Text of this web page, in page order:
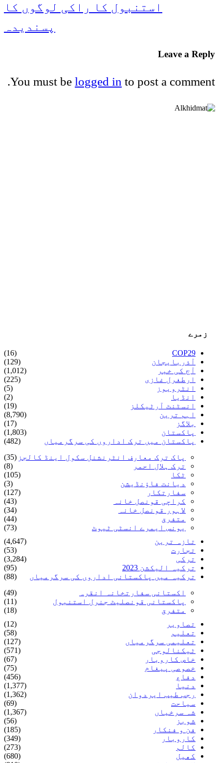
استنبول کا راکی لوگوں کا
پسندیدہ
Leave a Reply
You must be logged in to post a comment.
زمرے
COP29
(16)
آذربایجان
(129)
آج کی خبر
(1,012)
ارطغرل غازی
(225)
انٹرویوز
(5)
انڈیا
(2)
انسٹنٹ آرٹیکلز
(19)
اہم ترین
(8,790)
بلاگز
(17)
پاکستان
(1,803)
پاکستان میں ترک اداروں کی سرگرمیاں
(482)
پاک ترک معارف انٹرنشنل سکول اینڈ کالجز (35)
ترک ہلال احمر
(8)
ٹکا
(105)
دیانت فاؤنڈیشن
(3)
سفارتکار
(127)
کراچی قونصل خانہ
(43)
لاہور قونصل خانہ
(34)
متفرق
(44)
یونس ایمرے انسٹی ٹیوٹ
(73)
تازہ ترین
(4,647)
تجارت
(53)
ترکی
(3,284)
ترکیہ الیکشن 2023
(95)
ترکیہ میں پاکستانی اداروں کی سرگرمیاں
(88)
اکستانی سفارتخانہ انقرہ
(49)
پاکستانی قونصلیٹ جنرل استنبول
(11)
متفرق
(18)
تصاویر
(12)
تعلیم
(58)
تعلیمی سرگرمیاں
(127)
ٹیکنالوجی
(571)
خاص کاروبار
(67)
خصوصی پیغام
(75)
دفاع
(456)
دنیا
(1,377)
رجب طیب ایردوان
(1,362)
سیاحت
(69)
شہ سرخیاں
(1,367)
شوبز
(56)
فن و فنکار
(185)
کاروبار
(349)
کالم
(273)
کھیل
(680)